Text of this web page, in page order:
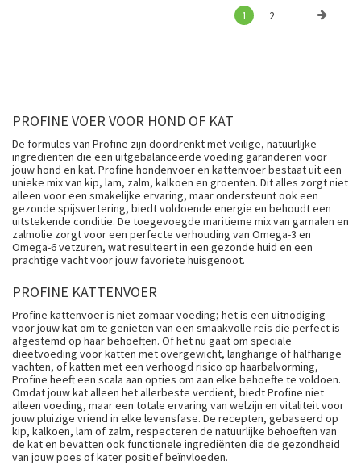
1 2
PROFINE VOER VOOR HOND OF KAT
De formules van Profine zijn doordrenkt met veilige, natuurlijke
ingrediënten die een uitgebalanceerde voeding garanderen voor
jouw hond en kat. Profine hondenvoer en kattenvoer bestaat uit een
unieke mix van kip, lam, zalm, kalkoen en groenten. Dit alles zorgt niet
alleen voor een smakelijke ervaring, maar ondersteunt ook een
gezonde spijsvertering, biedt voldoende energie en behoudt een
uitstekende conditie. De toegevoegde maritieme mix van garnalen en
zalmolie zorgt voor een perfecte verhouding van Omega-3 en
Omega-6 vetzuren, wat resulteert in een gezonde huid en een
prachtige vacht voor jouw favoriete huisgenoot.
PROFINE KATTENVOER
Profine kattenvoer is niet zomaar voeding; het is een uitnodiging
voor jouw kat om te genieten van een smaakvolle reis die perfect is
afgestemd op haar behoeften. Of het nu gaat om speciale
dieetvoeding voor katten met overgewicht, langharige of halfharige
vachten, of katten met een verhoogd risico op haarbalvorming,
Profine heeft een scala aan opties om aan elke behoefte te voldoen.
Omdat jouw kat alleen het allerbeste verdient, biedt Profine niet
alleen voeding, maar een totale ervaring van welzijn en vitaliteit voor
jouw pluizige vriend in elke levensfase. De recepten, gebaseerd op
kip, kalkoen, lam of zalm, respecteren de natuurlijke behoeften van
de kat en bevatten ook functionele ingrediënten die de gezondheid
van jouw poes of kater positief beïnvloeden.